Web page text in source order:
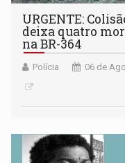
URGENTE:
deixa quatro
na BR-364
Polícia 06 de